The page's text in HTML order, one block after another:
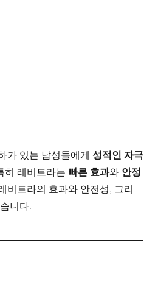
가 있는 남성들에게 성적인 자극
히 레비트라는 빠른 효과와 안정
비트라의 효과와 안전성, 그리
니다.